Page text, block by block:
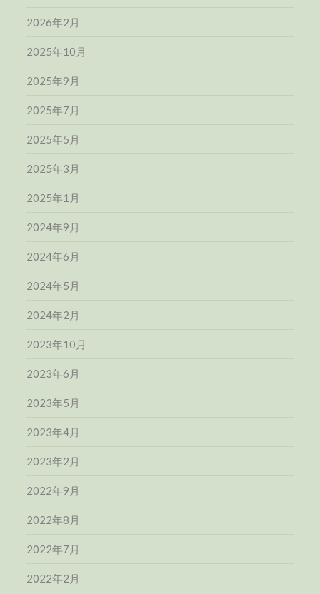
2026年2月
2025年10月
2025年9月
2025年7月
2025年5月
2025年3月
2025年1月
2024年9月
2024年6月
2024年5月
2024年2月
2023年10月
2023年6月
2023年5月
2023年4月
2023年2月
2022年9月
2022年8月
2022年7月
2022年2月